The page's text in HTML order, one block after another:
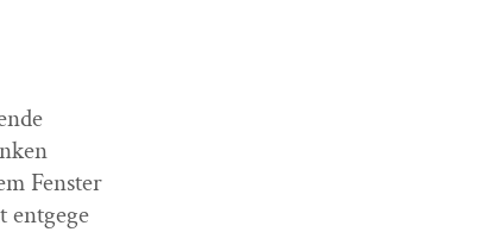
Fenster
entgege